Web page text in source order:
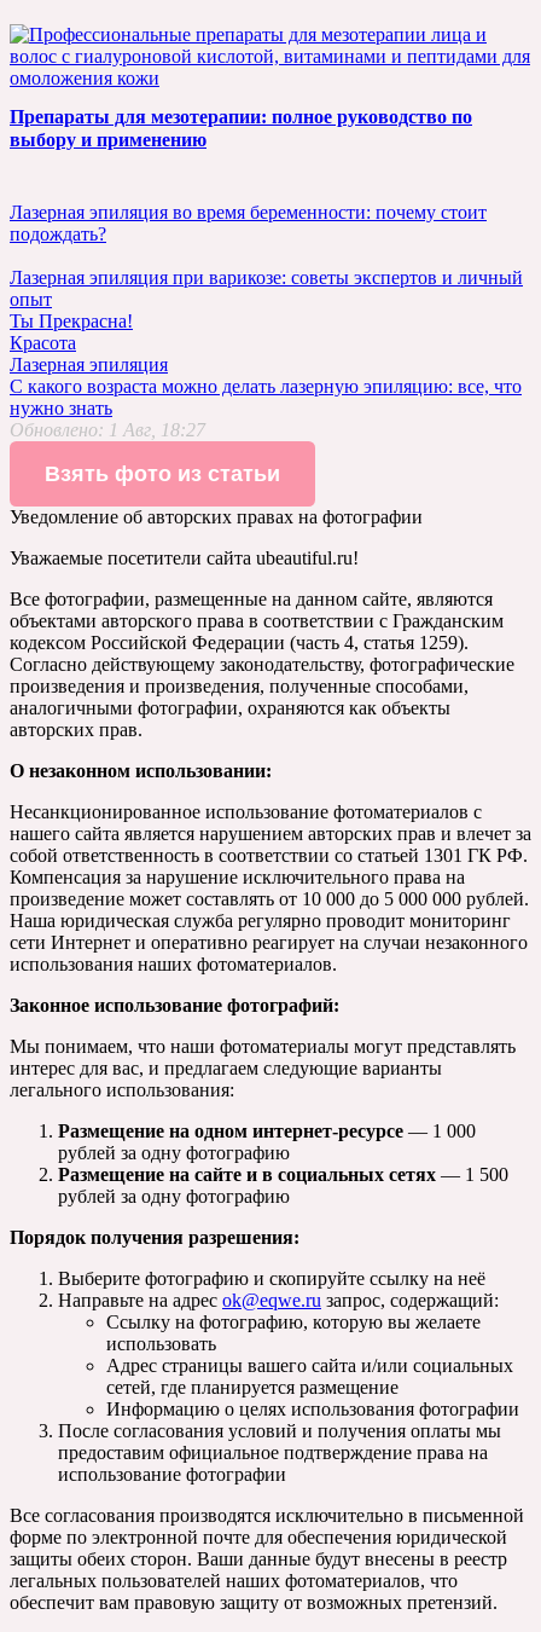
Препараты для мезотерапии: полное руководство по
выбору и применению
Лазерная эпиляция во время беременности: почему стоит
подождать?
Лазерная эпиляция при варикозе: советы экспертов и личный
опыт
Ты Прекрасна!
Красота
Лазерная эпиляция
С какого возраста можно делать лазерную эпиляцию: все, что
нужно знать
Обновлено: 1 Авг, 18:27
Взять фото из статьи
Уведомление об авторских правах на фотографии
Уважаемые посетители сайта ubeautiful.ru!
Все фотографии, размещенные на данном сайте, являются
объектами авторского права в соответствии с Гражданским
кодексом Российской Федерации (часть 4, статья 1259).
Согласно действующему законодательству, фотографические
произведения и произведения, полученные способами,
аналогичными фотографии, охраняются как объекты
авторских прав.
О незаконном использовании:
Несанкционированное использование фотоматериалов с
нашего сайта является нарушением авторских прав и влечет за
собой ответственность в соответствии со статьей 1301 ГК РФ.
Компенсация за нарушение исключительного права на
произведение может составлять от 10 000 до 5 000 000 рублей.
Наша юридическая служба регулярно проводит мониторинг
сети Интернет и оперативно реагирует на случаи незаконного
использования наших фотоматериалов.
Законное использование фотографий:
Мы понимаем, что наши фотоматериалы могут представлять
интерес для вас, и предлагаем следующие варианты
легального использования:
Размещение на одном интернет-ресурсе — 1 000
рублей за одну фотографию
Размещение на сайте и в социальных сетях — 1 500
рублей за одну фотографию
Порядок получения разрешения:
Выберите фотографию и скопируйте ссылку на неё
Направьте на адрес ok@eqwe.ru запрос, содержащий:
Ссылку на фотографию, которую вы желаете
использовать
Адрес страницы вашего сайта и/или социальных
сетей, где планируется размещение
Информацию о целях использования фотографии
После согласования условий и получения оплаты мы
предоставим официальное подтверждение права на
использование фотографии
Все согласования производятся исключительно в письменной
форме по электронной почте для обеспечения юридической
защиты обеих сторон. Ваши данные будут внесены в реестр
легальных пользователей наших фотоматериалов, что
обеспечит вам правовую защиту от возможных претензий.